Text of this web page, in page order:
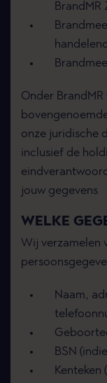
BrandMR
Onder
onze juridische
inclusief de
jouw gegevens
WELKE
Wij verzamelen
Naam,
BSN
Kenteken